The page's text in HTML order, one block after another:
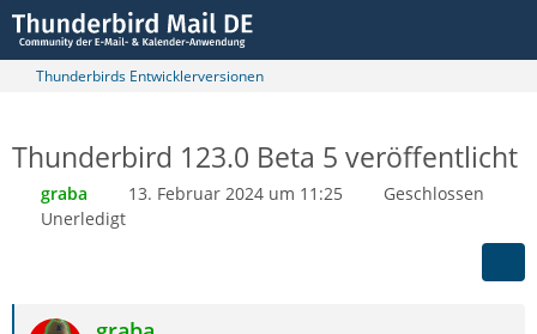
Thunderbirds Entwicklerversionen
Thunderbird 123.0 Beta 5 veröffentlicht
graba 13. Februar 2024 um 11:25
Geschlossen
Unerledigt